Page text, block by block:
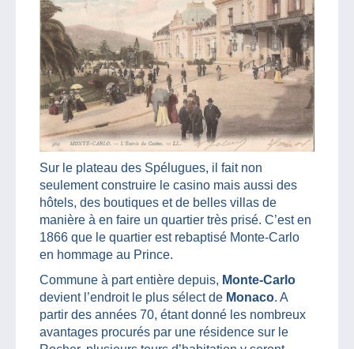
Sur le plateau des Spélugues, il fait non
seulement construire le casino mais aussi des
hôtels, des boutiques et de belles villas de
manière à en faire un quartier très prisé. C’est en
1866 que le quartier est rebaptisé Monte-Carlo
en hommage au Prince.
Commune à part entière depuis, Monte-Carlo
devient l’endroit le plus sélect de Monaco. A
partir des années 70, étant donné les nombreux
avantages procurés par une résidence sur le